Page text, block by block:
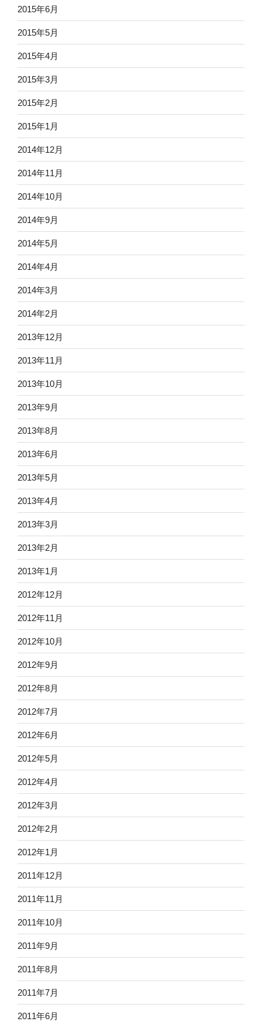
2015年6月
2015年5月
2015年4月
2015年3月
2015年2月
2015年1月
2014年12月
2014年11月
2014年10月
2014年9月
2014年5月
2014年4月
2014年3月
2014年2月
2013年12月
2013年11月
2013年10月
2013年9月
2013年8月
2013年6月
2013年5月
2013年4月
2013年3月
2013年2月
2013年1月
2012年12月
2012年11月
2012年10月
2012年9月
2012年8月
2012年7月
2012年6月
2012年5月
2012年4月
2012年3月
2012年2月
2012年1月
2011年12月
2011年11月
2011年10月
2011年9月
2011年8月
2011年7月
2011年6月